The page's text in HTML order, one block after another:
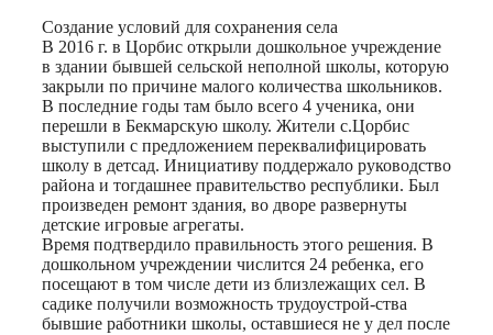
Создание условий для сохранения села
В 2016 г. в Цорбис открыли дошкольное учреждение
в здании бывшей сельской неполной школы, которую
закрыли по причине малого количества школьников.
В последние годы там было всего 4 ученика, они
перешли в Бекмарскую школу. Жители с.Цорбис
выступили с предложением переквалифицировать
школу в детсад. Инициативу поддержало руководство
района и тогдашнее правительство республики. Был
произведен ремонт здания, во дворе развернуты
детские игровые агрегаты.
Время подтвердило правильность этого решения. В
дошкольном учреждении числится 24 ребенка, его
посещают в том числе дети из близлежащих сел. В
садике получили возможность трудоустрой-ства
бывшие работники школы, оставшиеся не у дел после